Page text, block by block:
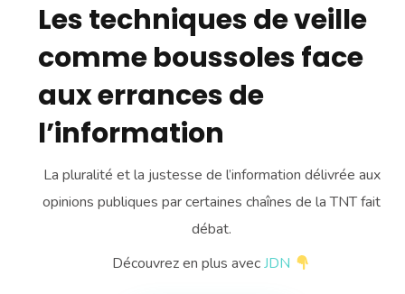
Les techniques de veille
comme boussoles face
aux errances de
l’information
La pluralité et la justesse de l’information délivrée aux
opinions publiques par certaines chaînes de la TNT fait
débat.
Découvrez en plus avecJDN